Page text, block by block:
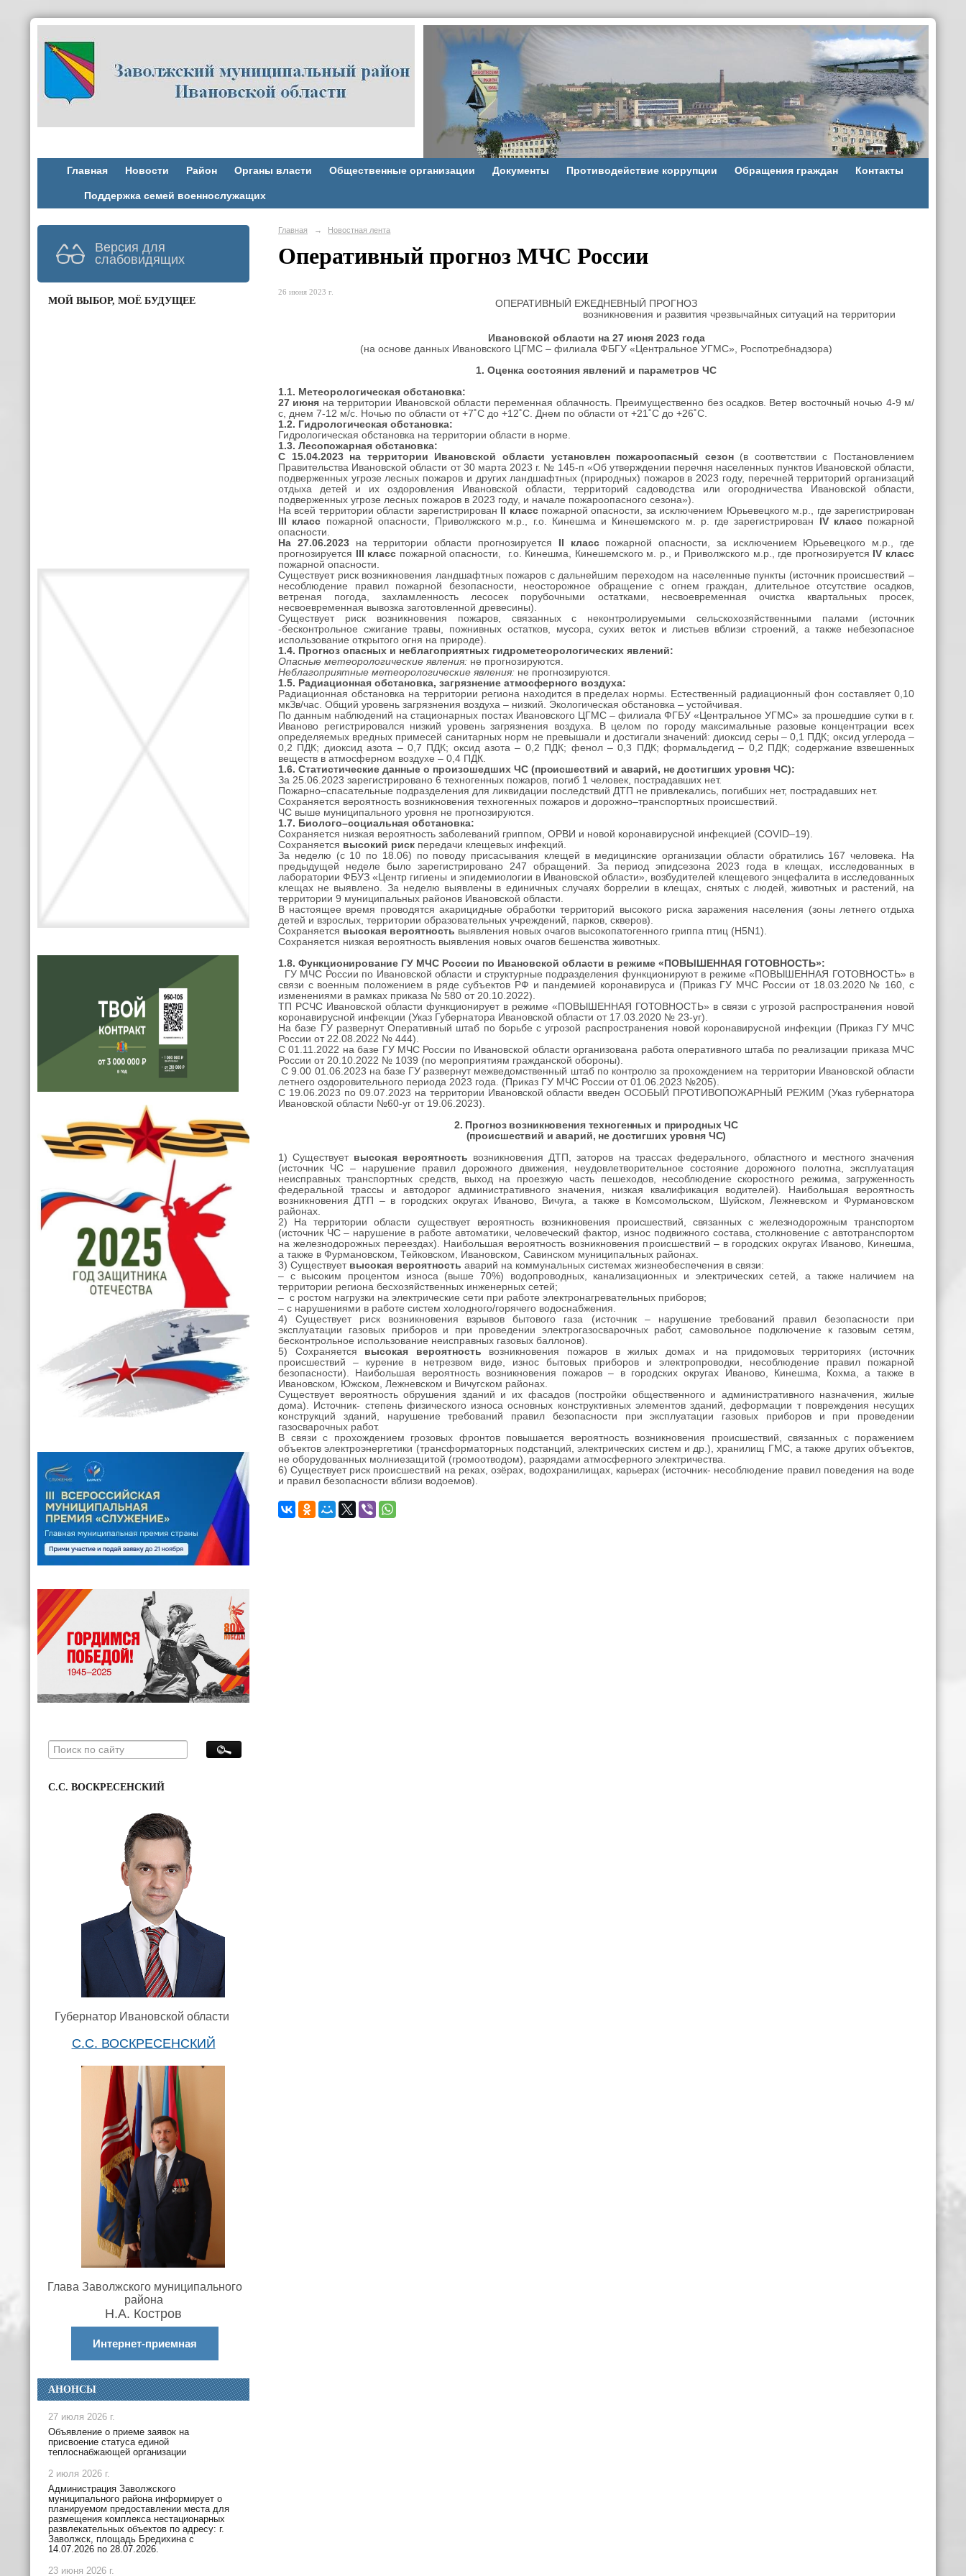
Главная Новости Район Органы власти Общественные организации Документы Противодействие коррупции Обращения граждан Контакты
Поддержка семей военнослужащих
Версия для
слабовидящих
МОЙ ВЫБОР, МОЁ БУДУЩЕЕ
С.С. ВОСКРЕСЕНСКИЙ
Губернатор Ивановской области
С.С. ВОСКРЕСЕНСКИЙ
Глава Заволжского муниципального
района
Н.А. Костров
Интернет-приемная
АНОНСЫ
27 июля 2026 г.
Объявление о приеме заявок на
присвоение статуса единой
теплоснабжающей организации
2 июля 2026 г.
Администрация Заволжского
муниципального района информирует о
планируемом предоставлении места для
размещения комплекса нестационарных
развлекательных объектов по адресу: г.
Заволжск, площадь Бредихина с
14.07.2026 по 28.07.2026.
23 июня 2026 г.
Главная → Новостная лента
Оперативный прогноз МЧС России
26 июня 2023 г.
ОПЕРАТИВНЫЙ ЕЖЕДНЕВНЫЙ ПРОГНОЗ
возникновения и развития чрезвычайных ситуаций на территории
Ивановской области на 27 июня 2023 года
(на основе данных Ивановского ЦГМС – филиала ФБГУ «Центральное УГМС», Роспотребнадзора)
1. Оценка состояния явлений и параметров ЧС
1.1. Метеорологическая обстановка:
27 июня на территории Ивановской области переменная облачность. Преимущественно без осадков. Ветер восточный ночью 4-9 м/
с, днем 7-12 м/с. Ночью по области от +7˚С до +12˚С. Днем по области от +21˚С до +26˚С.
1.2. Гидрологическая обстановка:
Гидрологическая обстановка на территории области в норме.
1.3. Лесопожарная обстановка:
С 15.04.2023 на территории Ивановской области установлен пожароопасный сезон(в соответствии с Постановлением
Правительства Ивановской области от 30 марта 2023 г. № 145-п «Об утверждении перечня населенных пунктов Ивановской области,
подверженных угрозе лесных пожаров и других ландшафтных (природных) пожаров в 2023 году, перечней территорий организаций
отдыха детей и их оздоровления Ивановской области, территорий садоводства или огородничества Ивановской области,
подверженных угрозе лесных пожаров в 2023 году, и начале пожароопасного сезона»).
На всей территории области зарегистрирован II класспожарной опасности, за исключением Юрьевецкого м.р., где зарегистрирован
III класс пожарной опасности, Приволжского м.р., г.о. Кинешма и Кинешемского м. р. где зарегистрирован IVкласспожарной
опасности.
На 27.06.2023на территории области прогнозируется II класспожарной опасности, за исключением Юрьевецкого м.р., где
прогнозируется III класс пожарной опасности, г.о. Кинешма, Кинешемского м. р., и Приволжского м.р., где прогнозируется IV класс
пожарной опасности.
Существует риск возникновения ландшафтных пожаров с дальнейшим переходом на населенные пункты (источник происшествий –
несоблюдение правил пожарной безопасности, неосторожное обращение с огнем граждан, длительное отсутствие осадков,
ветреная погода, захламленность лесосек порубочными остатками, несвоевременная очистка квартальных просек,
несвоевременная вывозка заготовленной древесины).
Существует риск возникновения пожаров, связанных с неконтролируемыми сельскохозяйственными палами (источник
-бесконтрольное сжигание травы, пожнивных остатков, мусора, сухих веток и листьев вблизи строений, а также небезопасное
использование открытого огня на природе).
1.4. Прогноз опасных и неблагоприятных гидрометеорологических явлений:
Опасные метеорологические явления: не прогнозируются.
Неблагоприятные метеорологические явления: не прогнозируются
1.5. Радиационная обстановка, загрязнение атмосферного воздуха:
Радиационная обстановка на территории региона находится в пределах нормы. Естественный радиационный фон составляет 0,10
мкЗв/час. Общий уровень загрязнения воздуха – низкий. Экологическая обстановка – устойчивая.
По данным наблюдений на стационарных постах Ивановского ЦГМС – филиала ФГБУ «Центральное УГМС» за прошедшие сутки в г.
Иваново регистрировался низкий уровень загрязнения воздуха. В целом по городу максимальные разовые концентрации всех
определяемых вредных примесей санитарных норм не превышали и достигали значений: диоксид серы – 0,1 ПДК; оксид углерода –
0,2 ПДК; диоксид азота – 0,7 ПДК; оксид азота – 0,2 ПДК; фенол – 0,3 ПДК; формальдегид – 0,2 ПДК; содержание взвешенных
веществ в атмосферном воздухе – 0,4 ПДК.
1.6. Статистические данные о произошедших ЧС (происшествий и аварий, не достигших уровня ЧС):
За 25.06.2023 зарегистрировано 6 техногенных пожаров, погиб 1 человек, пострадавших нет.
Пожарно–спасательные подразделения для ликвидации последствий ДТП не привлекались, погибших нет, пострадавших нет.
Сохраняется вероятность возникновения техногенных пожаров и дорожно–транспортных происшествий.
ЧС выше муниципального уровня не прогнозируются.
1.7. Биолого–социальная обстановка:
Сохраняется низкая вероятность заболеваний гриппом, ОРВИ и новой коронавирусной инфекцией (COVID–19).
Сохраняется высокий риск передачи клещевых инфекций.
За неделю (с 10 по 18.06) по поводу присасывания клещей в медицинские организации области обратились 167 человека. На
предыдущей неделе было зарегистрировано 247 обращений. За период эпидсезона 2023 года в клещах, исследованных в
лаборатории ФБУЗ «Центр гигиены и эпидемиологии в Ивановской области», возбудителей клещевого энцефалита в исследованных
клещах не выявлено. За неделю выявлены в единичных случаях боррелии в клещах, снятых с людей, животных и растений, на
территории 9 муниципальных районов Ивановской области.
В настоящее время проводятся акарицидные обработки территорий высокого риска заражения населения (зоны летнего отдыха
детей и взрослых, территории образовательных учреждений, парков, скверов).
Сохраняется высокая вероятность выявления новых очагов высокопатогенного гриппа птиц (H5N1).
Сохраняется низкая вероятность выявления новых очагов бешенства животных.
1.8. Функционирование ГУ МЧС России по Ивановской области в режиме «ПОВЫШЕННАЯ ГОТОВНОСТЬ»:
ГУ МЧС России по Ивановской области и структурные подразделения функционируют в режиме «ПОВЫШЕННАЯ ГОТОВНОСТЬ» в
связи с военным положением в ряде субъектов РФ и пандемией коронавируса и (Приказ ГУ МЧС России от 18.03.2020 № 160, с
изменениями в рамках приказа № 580 от 20.10.2022).
ТП РСЧС Ивановской области функционирует в режиме «ПОВЫШЕННАЯ ГОТОВНОСТЬ» в связи с угрозой распространения новой
коронавирусной инфекции (Указ Губернатора Ивановской области от 17.03.2020 № 23-уг).
На базе ГУ развернут Оперативный штаб по борьбе с угрозой распространения новой коронавирусной инфекции (Приказ ГУ МЧС
России от 22.08.2022 № 444).
C 01.11.2022 на базе ГУ МЧС России по Ивановской области организована работа оперативного штаба по реализации приказа МЧС
России от 20.10.2022 № 1039 (по мероприятиям гражданской обороны).
С 9.00 01.06.2023 на базе ГУ развернут межведомственный штаб по контролю за прохождением на территории Ивановской области
летнего оздоровительного периода 2023 года. (Приказ ГУ МЧС России от 01.06.2023 №205).
С 19.06.2023 по 09.07.2023 на территории Ивановской области введен ОСОБЫЙ ПРОТИВОПОЖАРНЫЙ РЕЖИМ (Указ губернатора
Ивановской области №60-уг от 19.06.2023).
2. Прогноз возникновения техногенных и природных ЧС
(происшествий и аварий, не достигших уровня ЧС)
1) Существует высокая вероятность возникновения ДТП, заторов на трассах федерального, областного и местного значения
(источник ЧС – нарушение правил дорожного движения, неудовлетворительное состояние дорожного полотна, эксплуатация
неисправных транспортных средств, выход на проезжую часть пешеходов, несоблюдение скоростного режима, загруженность
федеральной трассы и автодорог административного значения, низкая квалификация водителей)
Наибольшая вероятность
возникновения ДТП – в городских округах Иваново, Вичуга, а также в Комсомольском, Шуйском, Лежневском и Фурмановском
районах.
2) На территории области существует вероятность возникновения происшествий, связанных с железнодорожным транспортом
(источник ЧС – нарушение в работе автоматики, человеческий фактор, износ подвижного состава, столкновение с автотранспортом
на железнодорожных переездах). Наибольшая вероятность возникновения происшествий – в городских округах Иваново, Кинешма,
а также в Фурмановском, Тейковском, Ивановском, Савинском муниципальных районах.
3) Существует высокая вероятность аварий на коммунальных системах жизнеобеспечения в связи:
– с высоким процентом износа (выше 70%) водопроводных, канализационных и электрических сетей, а также наличием на
территории региона бесхозяйственных инженерных сетей;
– с ростом нагрузки на электрические сети при работе электронагревательных приборов;
– с нарушениями в работе систем холодного/горячего водоснабжения.
4) Существует риск возникновения взрывов бытового газа (источник – нарушение требований правил безопасности при
эксплуатации газовых приборов и при проведении электрогазосварочных работ, самовольное подключение к газовым сетям,
бесконтрольное использование неисправных газовых баллонов).
5) Сохраняется высокая вероятность возникновения пожаров в жилых домах и на придомовых территориях (источник
происшествий – курение в нетрезвом виде, износ бытовых приборов и электропроводки, несоблюдение правил пожарной
безопасности). Наибольшая вероятность возникновения пожаров – в городских округах Иваново, Кинешма, Кохма, а также в
Ивановском, Южском, Лежневском и Вичугском районах.
Существует вероятность обрушения зданий и их фасадов (постройки общественного и административного назначения, жилые
дома). Источник- степень физического износа основных конструктивных элементов зданий, деформации т повреждения несущих
конструкций зданий, нарушение требований правил безопасности при эксплуатации газовых приборов и при проведении
газосварочных работ.
В связи с прохождением грозовых фронтов повышается вероятность возникновения происшествий, связанных с поражением
объектов электроэнергетики (трансформаторных подстанций, электрических систем и др.), хранилищ ГМС, а также других объектов,
не оборудованных молниезащитой (громоотводом), разрядами атмосферного электричества.
6) Существует риск происшествий на реках, озёрах, водохранилищах, карьерах (источник- несоблюдение правил поведения на воде
и правил безопасности вблизи водоемов).